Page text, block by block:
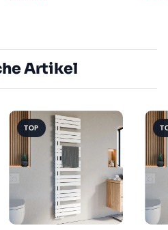
Artikel
TOP